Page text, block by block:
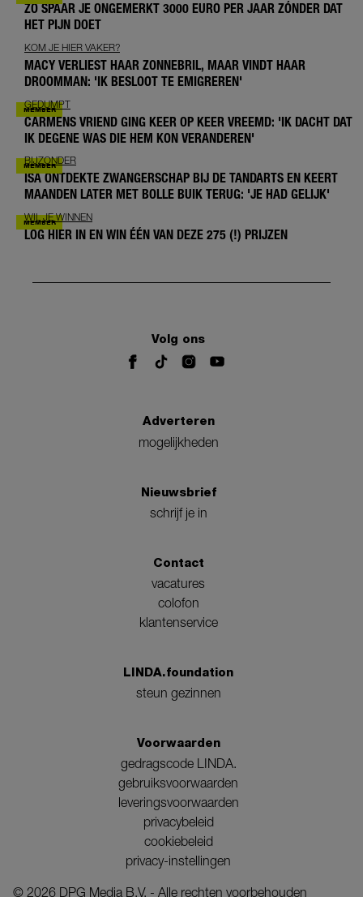
ZO SPAAR JE ONGEMERKT 3000 EURO PER JAAR ZÓNDER DAT
HET PIJN DOET
KOM JE HIER VAKER?
MACY VERLIEST HAAR ZONNEBRIL, MAAR VINDT HAAR
DROOMMAN: 'IK BESLOOT TE EMIGREREN'
GEDUMPT
CARMENS VRIEND GING KEER OP KEER VREEMD: 'IK DACHT DAT
IK DEGENE WAS DIE HEM KON VERANDEREN'
BIJZONDER
ISA ONTDEKTE ZWANGERSCHAP BIJ DE TANDARTS EN KEERT
MAANDEN LATER MET BOLLE BUIK TERUG: 'JE HAD GELIJK'
WIL JE WINNEN
LOG HIER IN EN WIN ÉÉN VAN DEZE 275 (!) PRIJZEN
Volg ons
Adverteren
mogelijkheden
Nieuwsbrief
schrijf je in
Contact
vacatures
colofon
klantenservice
LINDA.foundation
steun gezinnen
Voorwaarden
gedragscode LINDA.
gebruiksvoorwaarden
leveringsvoorwaarden
privacybeleid
cookiebeleid
privacy-instellingen
© 2026 DPG Media B.V. - Alle rechten voorbehouden